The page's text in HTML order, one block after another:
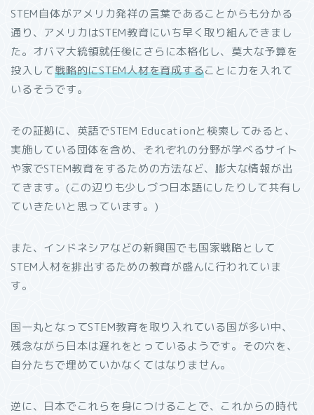
STEM自体がアメリカ発祥の言葉であることからも分かる
通り、アメリカはSTEM教育にいち早く取り組んできまし
た。オバマ大統領就任後にさらに本格化し、莫大な予算を
投入して戦略的にSTEM人材を育成することに力を入れて
いるそうです。
その証拠に、英語でSTEM Educationと検索してみると、
実施している団体を含め、それぞれの分野が学べるサイト
や家でSTEM教育をするための方法など、膨大な情報が出
てきます。(この辺りも少しづつ日本語にしたりして共有し
ていきたいと思っています。)
また、インドネシアなどの新興国でも国家戦略として
STEM人材を排出するための教育が盛んに行われていま
す。
国一丸となってSTEM教育を取り入れている国が多い中、
残念ながら日本は遅れをとっているようです。その穴を、
自分たちで埋めていかなくてはなりません。
逆に、日本でこれらを身につけることで、これからの時代